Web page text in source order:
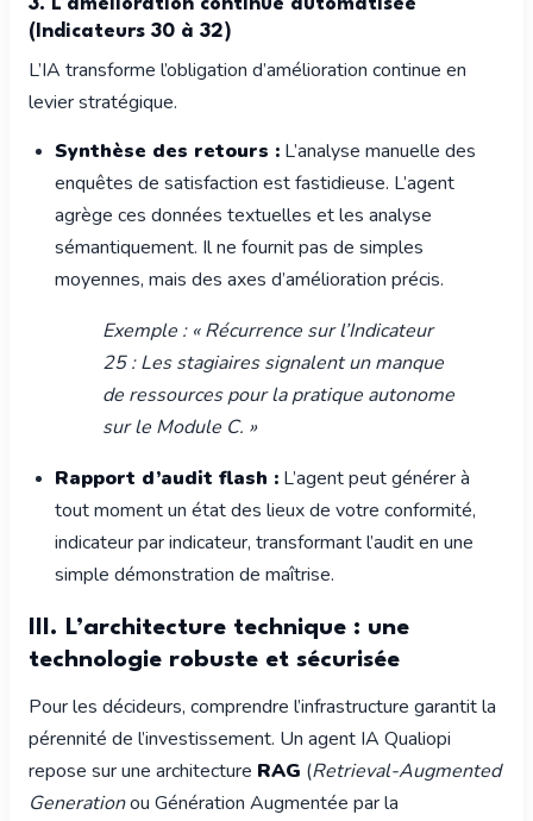
3. L’amélioration continue automatisée
(Indicateurs 30 à 32)
L’IA transforme l’obligation d’amélioration continue en
levier stratégique.
Synthèse des retours : L’analyse manuelle des
enquêtes de satisfaction est fastidieuse. L’agent
agrège ces données textuelles et les analyse
sémantiquement. Il ne fournit pas de simples
moyennes, mais des axes d’amélioration précis.
Exemple : « Récurrence sur l’Indicateur
25 : Les stagiaires signalent un manque
de ressources pour la pratique autonome
sur le Module C. »
Rapport d’audit flash : L’agent peut générer à
tout moment un état des lieux de votre conformité,
indicateur par indicateur, transformant l’audit en une
simple démonstration de maîtrise.
III. L’architecture technique : une
technologie robuste et sécurisée
Pour les décideurs, comprendre l’infrastructure garantit la
pérennité de l’investissement. Un agent IA Qualiopi
repose sur une architecture RAG (Retrieval-Augmented
Generationou Génération Augmentée par la